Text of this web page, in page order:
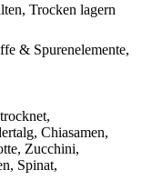
Trocken lagern
& Spurenelemente,
Chiasamen,
Zucchini,
Spinat,